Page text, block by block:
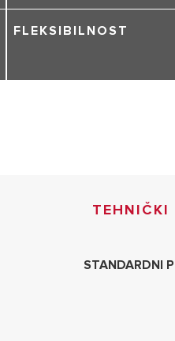
FLEKSIBILNOST
TEHNIČKI
STANDARDNI